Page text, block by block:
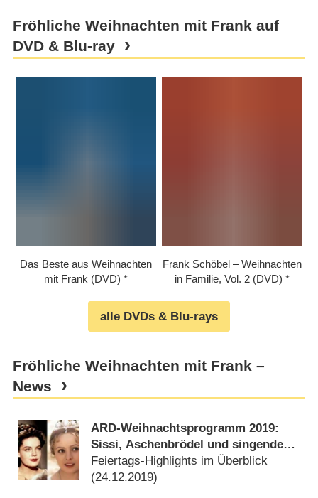
Fröhliche Weihnachten mit Frank auf
DVD & Blu-ray
Das Beste aus Weihnachten
mit Frank (DVD)
Frank Schöbel – Weihnachten
in Familie, Vol. 2 (DVD)
alle DVDs & Blu-rays
Fröhliche Weihnachten mit Frank –
News
ARD-Weihnachtsprogramm 2019:
Sissi, Aschenbrödel und singende
Metzger
Feiertags-Highlights im Überblick
(24.12.2019)